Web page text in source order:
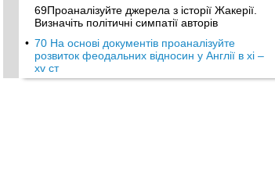
69Проаналізуйте джерела з історії Жакерії.
Визначіть політичні симпатії авторів
• 70 На основі документів проаналізуйте
розвиток феодальних відносин у Англії в хі –
хv ст